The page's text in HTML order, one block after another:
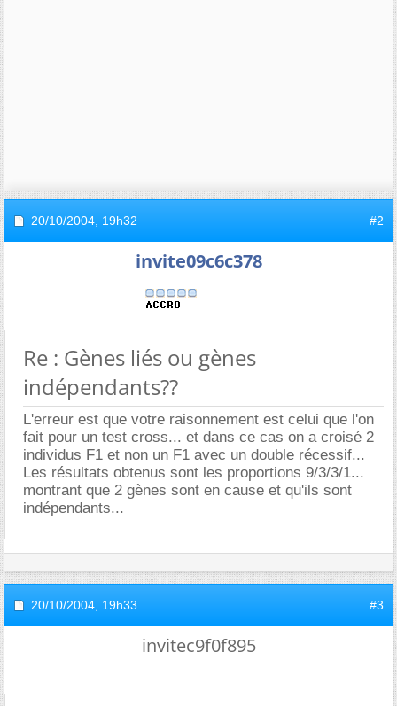
20/10/2004, 19h32 #2
invite09c6c378
Re : Gènes liés ou gènes
indépendants??
L'erreur est que votre raisonnement est celui que l'on
fait pour un test cross... et dans ce cas on a croisé 2
individus F1 et non un F1 avec un double récessif...
Les résultats obtenus sont les proportions 9/3/3/1...
montrant que 2 gènes sont en cause et qu'ils sont
indépendants...
20/10/2004, 19h33 #3
invitec9f0f895